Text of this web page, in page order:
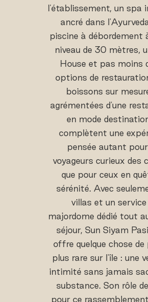
l'établissement, un spa
ancré dans
piscine à débordement
niveau de 30 mètres,
House et pas moins
options de
boissons sur
agrémentées d'une
en mode
complètent une
pensée autant
voyageurs curieux des
que pour ceux en
sérénité. Avec
villas et un service
majordome dédié tout
séjour, Sun Siyam
offre quelque chose de
plus rare sur l'île : une
intimité sans jamais
substance. Son rôle
pour ce